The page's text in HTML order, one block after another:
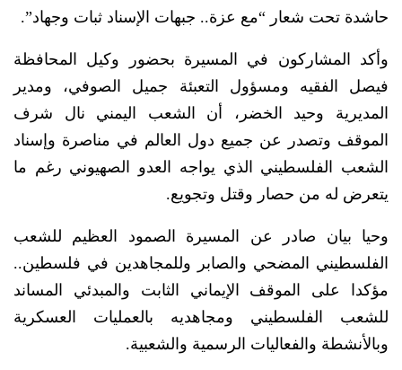
حاشدة تحت شعار “مع عزة.. جبهات الإسناد ثبات وجهاد”.
وأكد المشاركون في المسيرة بحضور وكيل المحافظة
فيصل الفقيه ومسؤول التعبئة جميل الصوفي، ومدير
المديرية وحيد الخضر، أن الشعب اليمني نال شرف
الموقف وتصدر عن جميع دول العالم في مناصرة وإسناد
الشعب الفلسطيني الذي يواجه العدو الصهيوني رغم ما
يتعرض له من حصار وقتل وتجويع.
وحيا بيان صادر عن المسيرة الصمود العظيم للشعب
الفلسطيني المضحي والصابر وللمجاهدين في فلسطين..
مؤكدا على الموقف الإيماني الثابت والمبدئي المساند
للشعب الفلسطيني ومجاهديه بالعمليات العسكرية
وبالأنشطة والفعاليات الرسمية والشعبية.